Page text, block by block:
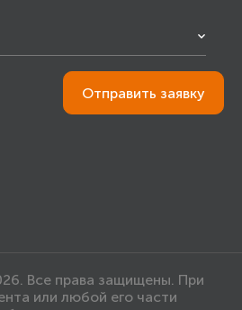
Отправить заявку
Все права защищены. При
или любой его части